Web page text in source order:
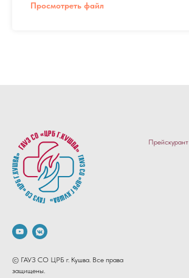
Просмотреть файл
© ГАУЗ СО ЦРБ г. Кушва. Все права
защищены.
Прейскурант